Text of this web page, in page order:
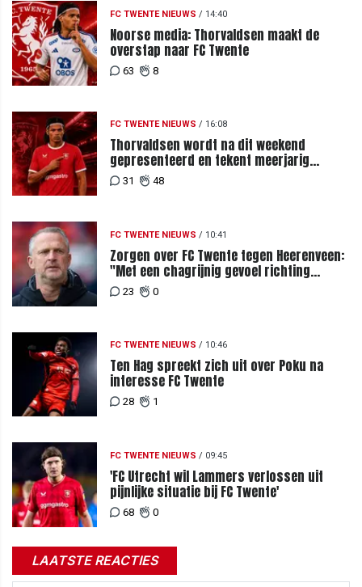
FC TWENTE NIEUWS / 14:40
Noorse media: Thorvaldsen maakt de
overstap naar FC Twente
63 8
FC TWENTE NIEUWS / 16:08
Thorvaldsen wordt na dit weekend
gepresenteerd en tekent meerjarig
contract bij FC Twente
31 48
FC TWENTE NIEUWS / 10:41
Zorgen over FC Twente tegen Heerenveen:
"Met een chagrijnig gevoel richting
Slowakije"
23 0
FC TWENTE NIEUWS / 10:46
Ten Hag spreekt zich uit over Poku na
interesse FC Twente
28 1
FC TWENTE NIEUWS / 09:45
'FC Utrecht wil Lammers verlossen uit
pijnlijke situatie bij FC Twente'
68 0
LAATSTE REACTIES